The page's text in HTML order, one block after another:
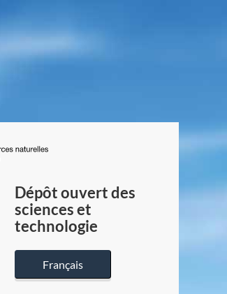
du
Canada
Dépôt ouvert des
sciences et
technologie
Français